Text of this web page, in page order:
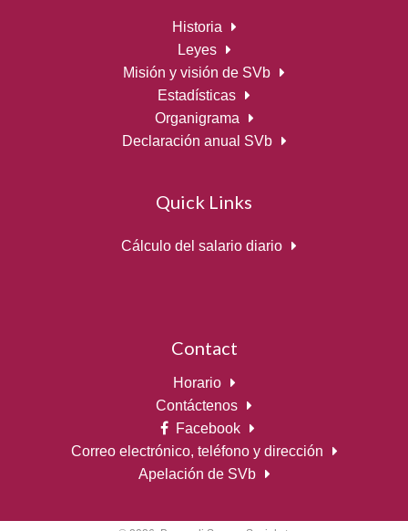
Historia
Leyes
Misión y visión de SVb
Estadísticas
Organigrama
Declaración anual SVb
Quick Links
Cálculo del salario diario
Contact
Horario
Contáctenos
Facebook
Correo electrónico, teléfono y dirección
Apelación de SVb